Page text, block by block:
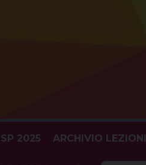
2025 ARCHIVIO LEZIONI